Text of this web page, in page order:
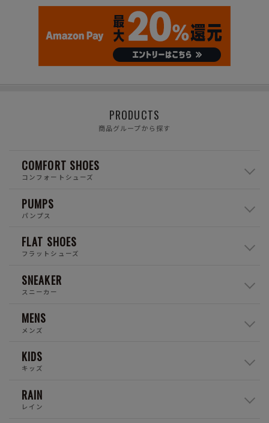
PRODUCTS
商品グループから探す
COMFORT SHOES
コンフォートシューズ
PUMPS
パンプス
FLAT SHOES
フラットシューズ
SNEAKER
スニーカー
MENS
メンズ
KIDS
キッズ
RAIN
レイン